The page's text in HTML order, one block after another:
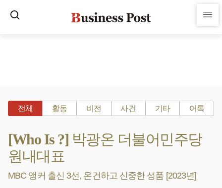
전체 활동 비전 사건 기타 어록
[Who Is ?] 박광온 더불어민주당
원내대표
MBC 앵커 출신 3선, 온건하고 신중한 성품 [2023년]